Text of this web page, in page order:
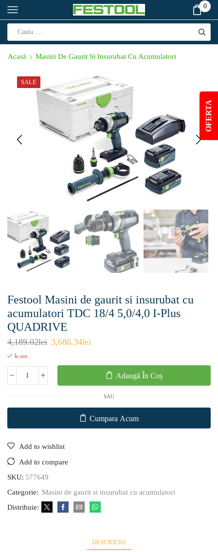
0
Acasă Masini De Gaurit Si Insurubat Cu Acumulatori
SALE
Festool Masini de gaurit si insurubat cu
acumulatori TDC 18/4 5,0/4,0 I-Plus
QUADRIVE
4,189.02lei 3,686.34lei
În stoc
Adaugă În Coș
SAU
Cumpara Acum
Add to wishlist
Add to compare
SKU: 577649
Categorie: Masini de gaurit si insurubat cu acumulatori
Distribuie:
DESCRIERE
OFERTA